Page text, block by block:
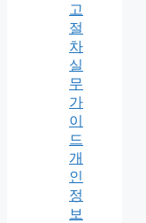
고
절
차
실
무
가
이
드
개
인
정
보